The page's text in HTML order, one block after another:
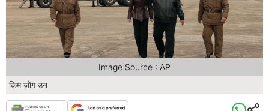
किम जोंग उन
Image Source : AP